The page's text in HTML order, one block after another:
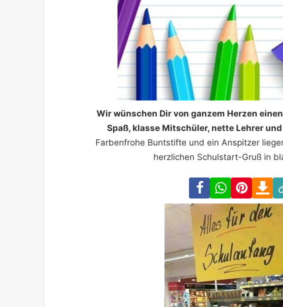
Wir wünschen Dir von ganzem Herzen
Spaß, klasse Mitschüler, nette Lehrer
Farbenfrohe Buntstifte und ein Anspitzer
herzlichen Schulstart-Gruß in
FacebookWhatsApp